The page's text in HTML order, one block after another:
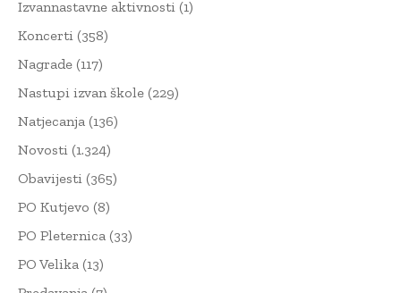
Izvannastavne aktivnosti (1)
Koncerti (358)
Nagrade (117)
Nastupi izvan škole (229)
Natjecanja (136)
Novosti (1.324)
Obavijesti (365)
PO Kutjevo (8)
PO Pleternica (33)
PO Velika (13)